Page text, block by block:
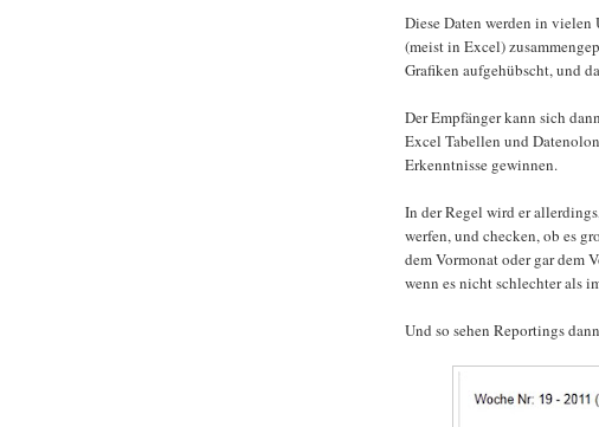
Diese Daten werden in
(meist in Excel)
Grafiken aufgehübscht, und
Der Empfänger kann sich
Excel Tabellen und
Erkenntnisse gewinnen.
In der Regel wird er
werfen, und checken, ob es
dem Vormonat oder gar dem
wenn es nicht schlechter als
Und so sehen Reportings